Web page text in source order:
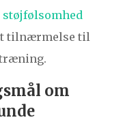
støjfølsomhed
tilnærmelse til
om